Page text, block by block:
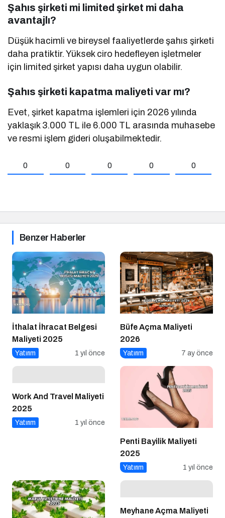
Şahıs şirketi mi limited şirket mi daha
avantajlı?
Düşük hacimli ve bireysel faaliyetlerde şahıs şirketi
daha pratiktir. Yüksek ciro hedefleyen işletmeler
için limited şirket yapısı daha uygun olabilir.
Şahıs şirketi kapatma maliyeti var mı?
Evet, şirket kapatma işlemleri için 2026 yılında
yaklaşık 3.000 TL ile 6.000 TL arasında muhasebe
ve resmi işlem gideri oluşabilmektedir.
0 0 0 0 0
Benzer Haberler
İthalat İhracat Belgesi
Maliyeti 2025
Yatırım 1 yıl önce
Büfe Açma Maliyeti
2026
Yatırım 7 ay önce
Work And Travel Maliyeti
2025
Yatırım 1 yıl önce
Penti Bayilik Maliyeti
2025
Yatırım 1 yıl önce
Meyhane Açma Maliyeti